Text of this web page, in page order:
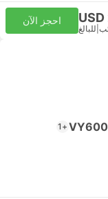
للبالغ
احجز الآن
+1